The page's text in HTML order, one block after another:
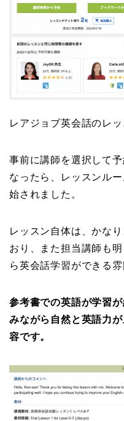
レアジョブ英会話のレ
事前に講師を選択して
なったら、レッスンル
始されました。
レッスン自体は、かな
おり、また担当講師も
ら英会話学習ができる雰
参考書での英語が学習
みながら自然と英語力
容です。